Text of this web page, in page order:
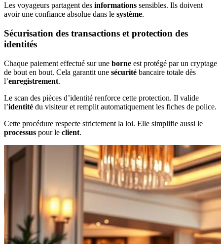
Les voyageurs partagent des informations sensibles. Ils doivent
avoir une confiance absolue dans le système.
Sécurisation des transactions et protection des
identités
Chaque paiement effectué sur une borne est protégé par un cryptage
de bout en bout. Cela garantit une sécurité bancaire totale dès
l’enregistrement.
Le scan des pièces d’identité renforce cette protection. Il valide
l’identité du visiteur et remplit automatiquement les fiches de police.
Cette procédure respecte strictement la loi. Elle simplifie aussi le
processus pour le client.